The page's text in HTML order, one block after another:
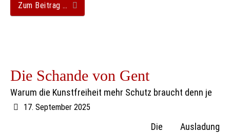
Zum Beitrag …
Die Schande von Gent
Warum die Kunstfreiheit mehr Schutz braucht denn je
17. September 2025
Die Ausladung